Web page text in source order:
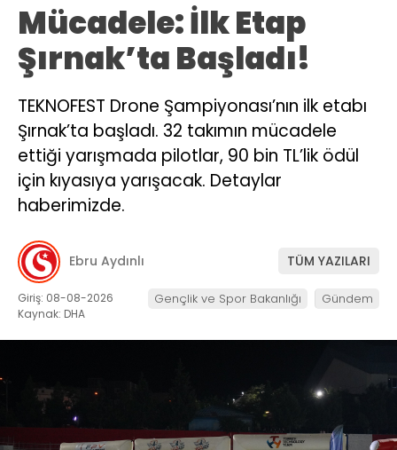
Mücadele: İlk Etap
Şırnak’ta Başladı!
TEKNOFEST Drone Şampiyonası’nın ilk etabı
Şırnak’ta başladı. 32 takımın mücadele
ettiği yarışmada pilotlar, 90 bin TL’lik ödül
için kıyasıya yarışacak. Detaylar
haberimizde.
Ebru Aydınlı TÜM YAZILARI
Giriş: 08-08-2026
Kaynak: DHA
Gençlik ve Spor Bakanlığı Gündem